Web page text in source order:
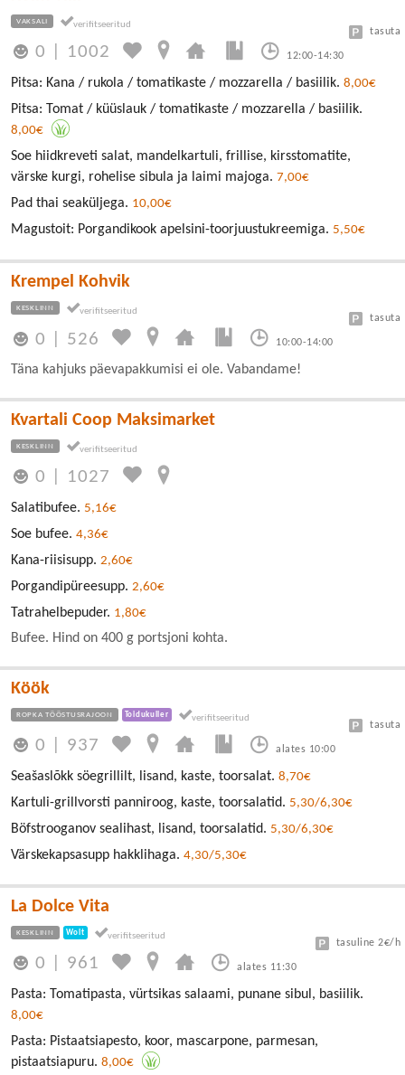
VAKSALI
0 1002 12:00-14:30
tasuta
Pitsa: Kana / rukola / tomatikaste / mozzarella / basiilik. 8,00€
Pitsa: Tomat / küüslauk / tomatikaste / mozzarella / basiilik.
8,00€
Soe hiidkreveti salat, mandelkartuli, frillise, kirsstomatite,
värske kurgi, rohelise sibula ja laimi majoga. 7,00€
Pad thai seaküljega. 10,00€
Magustoit: Porgandikook apelsini-toorjuustukreemiga. 5,50€
Krempel Kohvik
KESKLINN
0 526 10:00-14:00
tasuta
Täna kahjuks päevapakkumisi ei ole. Vabandame!
Kvartali Coop Maksimarket
KESKLINN
0 1027
Salatibufee. 5,16€
Soe bufee. 4,36€
Kana-riisisupp. 2,60€
Porgandipüreesupp. 2,60€
Tatrahelbepuder. 1,80€
Bufee. Hind on 400 g portsjoni kohta.
Köök
ROPKA TÖÖSTUSRAJOON Toidukuller
0 937 alates 10:00
tasuta
Seašaslõkk söegrillilt, lisand, kaste, toorsalat. 8,70€
Kartuli-grillvorsti panniroog, kaste, toorsalatid. 5,30/6,30€
Böfstrooganov sealihast, lisand, toorsalatid. 5,30/6,30€
Värskekapsasupp hakklihaga. 4,30/5,30€
La Dolce Vita
KESKLINN Wolt
0 961 alates 11:30
tasuline 2€/h
Pasta: Tomatipasta, vürtsikas salaami, punane sibul, basiilik.
8,00€
Pasta: Pistaatsiapesto, koor, mascarpone, parmesan,
pistaatsiapuru. 8,00€